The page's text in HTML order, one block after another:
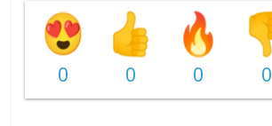
0 0 0 0